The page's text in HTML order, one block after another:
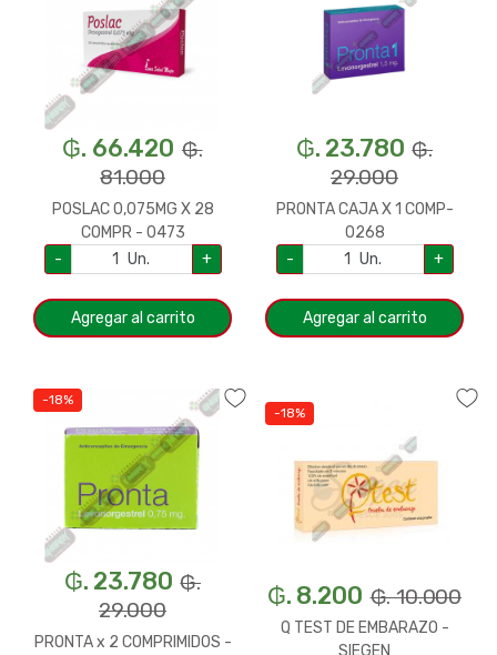
₲. 66.420 ₲.
81.000
POSLAC 0,075MG X 28
COMPR - 0473
-
Un. +
Agregar al carrito
₲. 23.780 ₲.
29.000
PRONTA CAJA X 1 COMP-
0268
-
Un. +
Agregar al carrito
-18%
₲. 23.780 ₲.
29.000
PRONTA x 2 COMPRIMIDOS -
-18%
₲. 8.200 ₲. 10.000
Q TEST DE EMBARAZO -